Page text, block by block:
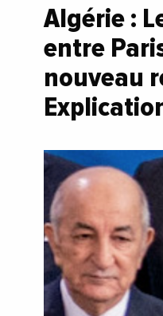
Algérie :
entre
nouveau